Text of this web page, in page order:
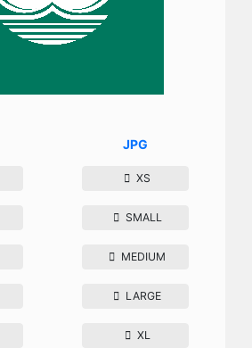
JPG
XS
SMALL
MEDIUM
LARGE
XL